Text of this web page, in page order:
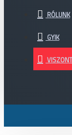
RÓLUNK
GYIK